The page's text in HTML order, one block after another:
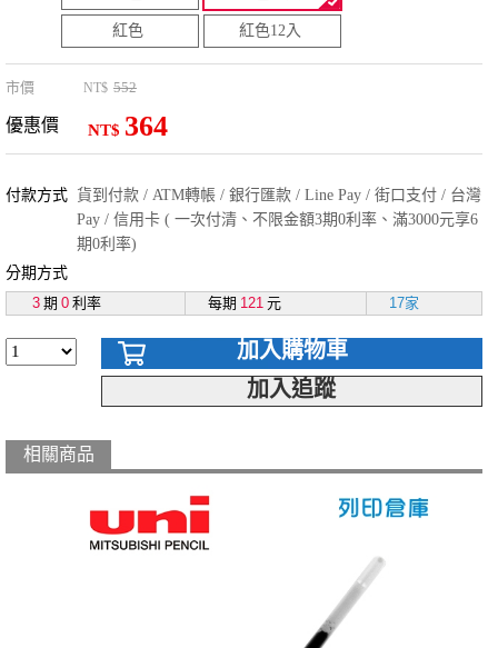
紅色 紅色12入
市價 NT$ 552
優惠價 NT$ 364
付款方式 貨到付款 / ATM轉帳 / 銀行匯款 / Line Pay / 街口支付 / 台灣
Pay / 信用卡 ( 一次付清、不限金額3期0利率、滿3000元享6
期0利率)
分期方式
3 期 0 利率 每期 121 元 17家
加入購物車
加入追蹤
相關商品